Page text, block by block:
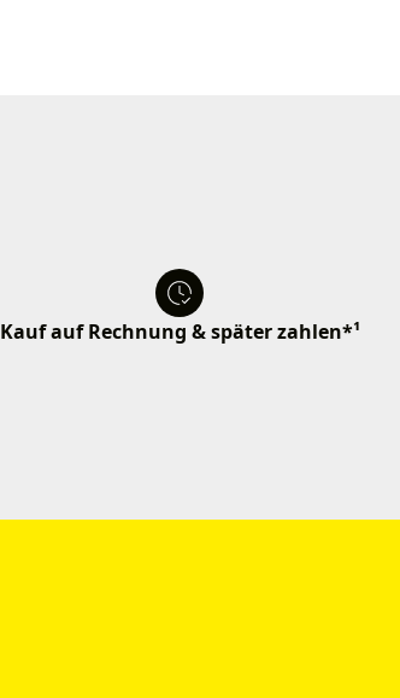
Kauf auf Rechnung & später zahlen*¹